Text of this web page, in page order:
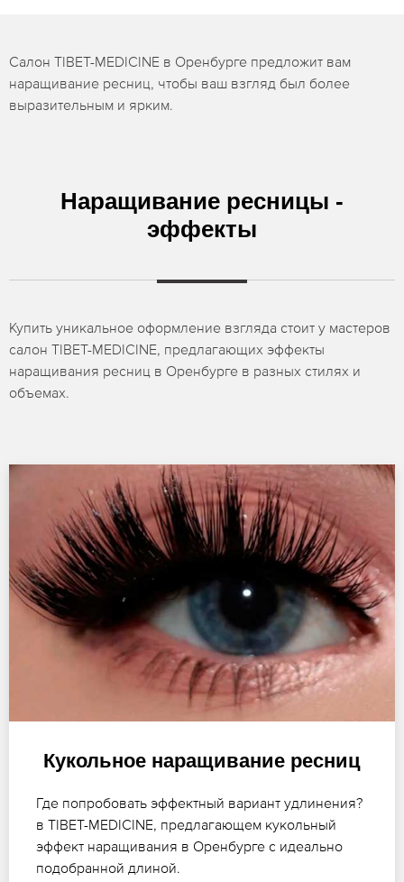
Салон TIBET-MEDICINE в Оренбурге предложит вам
наращивание ресниц, чтобы ваш взгляд был более
выразительным и ярким.
Наращивание ресницы -
эффекты
Купить уникальное оформление взгляда стоит у мастеров
салон TIBET-MEDICINE, предлагающих эффекты
наращивания ресниц в Оренбурге в разных стилях и
объемах.
Кукольное наращивание ресниц
Где попробовать эффектный вариант удлинения?
в TIBET-MEDICINE, предлагающем кукольный
эффект наращивания в Оренбурге с идеально
подобранной длиной.